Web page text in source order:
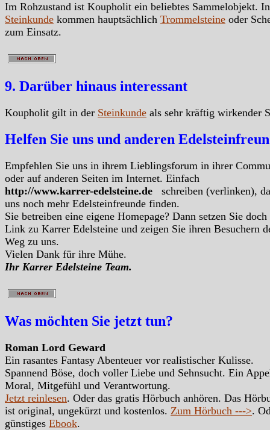
Im Rohzustand ist Koupholit ein beliebtes Sammelobjekt.
Steinkunde kommen hauptsächlich Trommelsteine oder
zum Einsatz.
9. Darüber hinaus interessant
Koupholit gilt in der Steinkunde als sehr kräftig wirkender
Helfen Sie uns und anderen
Empfehlen Sie uns in ihrem Lieblingsforum in ihrer
oder auf anderen Seiten im Internet. Einfach
http://www.karrer-edelsteine.de
schreiben (verlinken),
uns noch mehr Edelsteinfreunde finden.
Sie betreiben eine eigene Homepage? Dann setzen Sie doch
Link zu Karrer Edelsteine und zeigen Sie ihren Besuchern
Weg zu uns.
Vielen Dank für ihre Mühe.
Ihr Karrer Edelsteine Team.
Was möchten Sie jetzt tun?
Roman Lord Geward
Ein rasantes Fantasy Abenteuer vor realistischer Kulisse.
Spannend Böse, doch voller Liebe und Sehnsucht. Ein
Moral, Mitgefühl und Verantwortung.
Jetzt reinlesen. Oder das gratis Hörbuch anhören. Das
ist original, ungekürzt und kostenlos. Zum Hörbuch --->.
günstiges Ebook.